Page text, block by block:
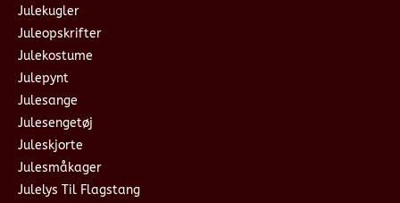
Julekugler
Juleopskrifter
Julekostume
Julepynt
Julesange
Julesengetøj
Juleskjorte
Julesmåkager
Julelys Til Flagstang